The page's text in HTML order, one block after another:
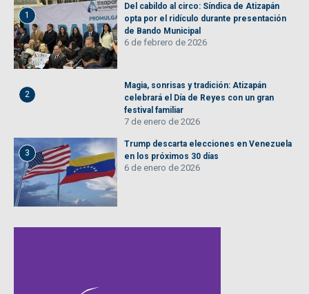
1
Del cabildo al circo: Síndica de Atizapán
opta por el ridículo durante presentación
de Bando Municipal
6 de febrero de 2026
2
Magia, sonrisas y tradición: Atizapán
celebrará el Día de Reyes con un gran
festival familiar
7 de enero de 2026
3
Trump descarta elecciones en Venezuela
en los próximos 30 días
6 de enero de 2026